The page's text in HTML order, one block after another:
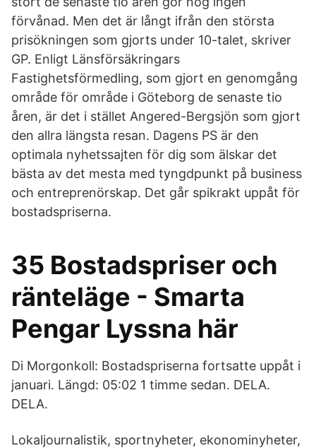
förvånad. Men det är långt ifrån den största
prisökningen som gjorts under 10-talet, skriver
GP. Enligt Länsförsäkringars
Fastighetsförmedling, som gjort en genomgång
område för område i Göteborg de senaste tio
åren, är det i stället Angered-Bergsjön som gjort
den allra längsta resan. Dagens PS är den
optimala nyhetssajten för dig som älskar det
bästa av det mesta med tyngdpunkt på business
och entreprenörskap. Det går spikrakt uppåt för
bostadspriserna.
35 Bostadspriser och
ränteläge - Smarta
Pengar Lyssna här
Di Morgonkoll: Bostadspriserna fortsatte uppåt i
januari. Längd: 05:02 1 timme sedan. DELA.
DELA.
Lokaljournalistik, sportnyheter, ekonominyheter,